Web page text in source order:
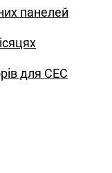
панелей
для СЕС